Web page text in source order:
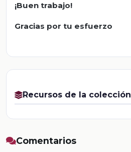
¡Buen trabajo!
Gracias por tu esfuerzo
Recursos de la colección
Comentarios